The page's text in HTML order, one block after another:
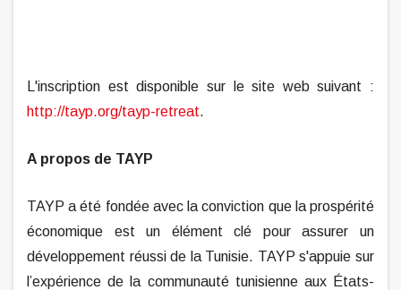
L'inscription est disponible sur le site web suivant :
http://tayp.org/tayp-retreat.
A propos de TAYP
TAYP a été fondée avec la conviction que la prospérité
économique est un élément clé pour assurer un
développement réussi de la Tunisie. TAYP s'appuie sur
l’expérience de la communauté tunisienne aux États-